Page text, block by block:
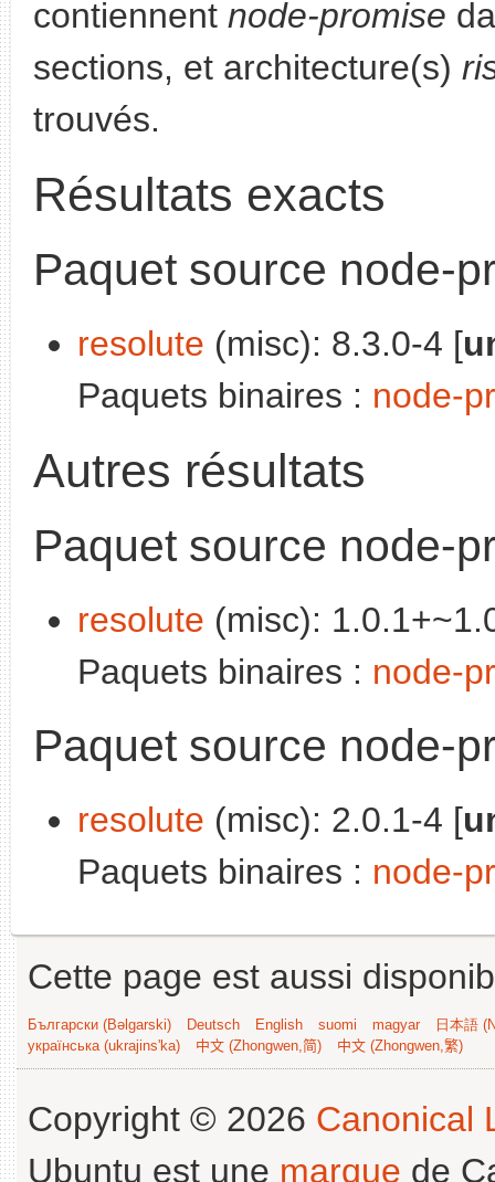
contiennent node-promise
sections, et architecture(s)
trouvés.
Résultats exacts
Paquet source node-
resolute (misc): 8.3.0-4 [
Paquets binaires : node-
Autres résultats
Paquet source node-
resolute (misc):
Paquets binaires : node-
Paquet source node-
resolute (misc): 2.0.1-4 [
Paquets binaires : node-
Cette page est aussi
Български (Bəlgarski) Deutsch English suomi magyar
日本語
українська (ukrajins'ka)
中文 (Zhongwen,简) 中文 (Zhongwen,繁)
Copyright © 2026 Canonical
Ubuntu est une marque de